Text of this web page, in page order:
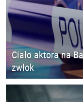
Ciało aktora na
zwłok